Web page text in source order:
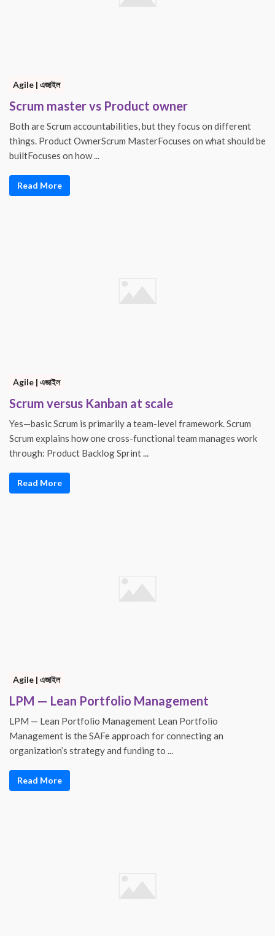
Agile | এজাইল
Scrum master vs Product owner
Both are Scrum accountabilities, but they focus on different
things. Product OwnerScrum MasterFocuses on what should be
builtFocuses on how ...
Read More
Agile | এজাইল
Scrum versus Kanban at scale
Yes—basic Scrum is primarily a team-level framework. Scrum
Scrum explains how one cross-functional team manages work
through: Product Backlog Sprint ...
Read More
Agile | এজাইল
LPM — Lean Portfolio Management
LPM — Lean Portfolio Management Lean Portfolio
Management is the SAFe approach for connecting an
organization’s strategy and funding to ...
Read More